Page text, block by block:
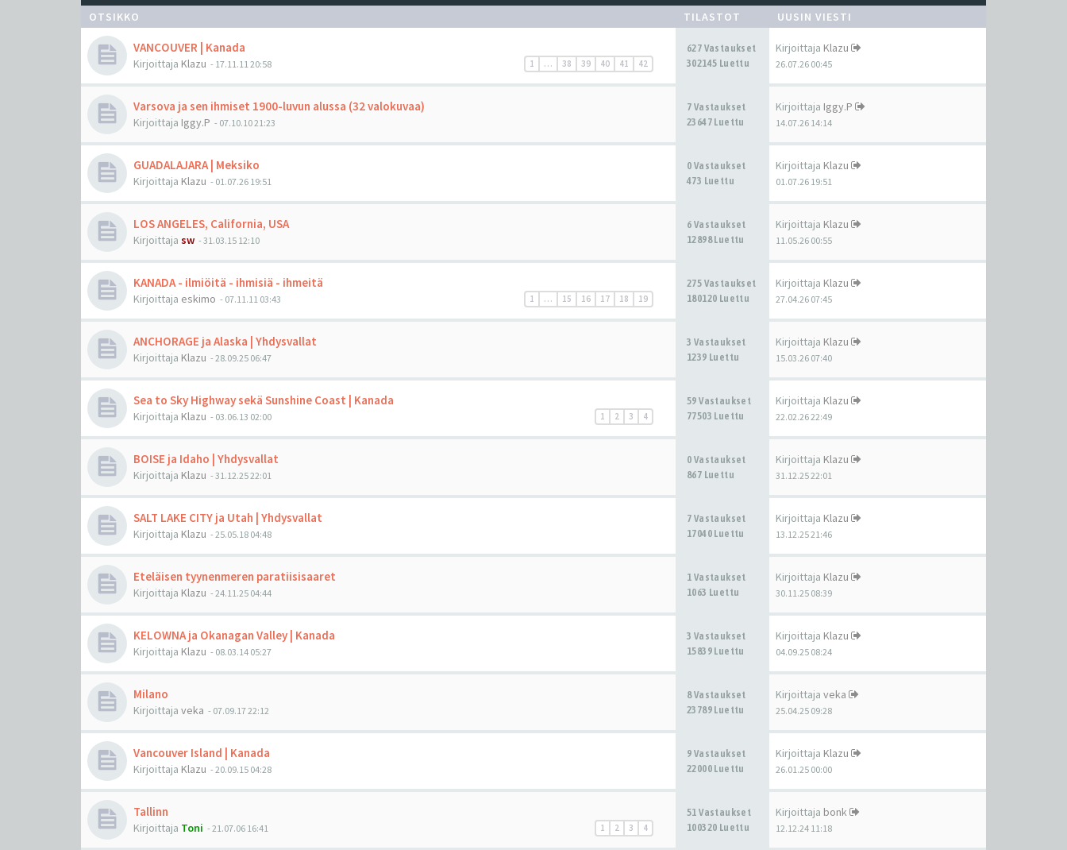
OTSIKKO
TILASTOT UUSIN VIESTI
VANCOUVER | Kanada
1 … 38 39 40 41 42
Kirjoittaja Klazu - 17.11.11 20:58
627 Vastaukset
302145 Luettu
Kirjoittaja Klazu
26.07.26 00:45
Varsova ja sen ihmiset 1900-luvun alussa (32 valokuvaa)
Kirjoittaja Iggy.P - 07.10.10 21:23
7 Vastaukset
23647 Luettu
Kirjoittaja Iggy.P
14.07.26 14:14
GUADALAJARA | Meksiko
Kirjoittaja Klazu - 01.07.26 19:51
0 Vastaukset
473 Luettu
Kirjoittaja Klazu
01.07.26 19:51
LOS ANGELES, California, USA
Kirjoittaja sw - 31.03.15 12:10
6 Vastaukset
12898 Luettu
Kirjoittaja Klazu
11.05.26 00:55
KANADA - ilmiöitä - ihmisiä - ihmeitä
1 … 15 16 17 18 19
Kirjoittaja eskimo - 07.11.11 03:43
275 Vastaukset
180120 Luettu
Kirjoittaja Klazu
27.04.26 07:45
ANCHORAGE ja Alaska | Yhdysvallat
Kirjoittaja Klazu - 28.09.25 06:47
3 Vastaukset
1239 Luettu
Kirjoittaja Klazu
15.03.26 07:40
Sea to Sky Highway sekä Sunshine Coast | Kanada
1 2 3 4
Kirjoittaja Klazu - 03.06.13 02:00
59 Vastaukset
77503 Luettu
Kirjoittaja Klazu
22.02.26 22:49
BOISE ja Idaho | Yhdysvallat
Kirjoittaja Klazu - 31.12.25 22:01
0 Vastaukset
867 Luettu
Kirjoittaja Klazu
31.12.25 22:01
SALT LAKE CITY ja Utah | Yhdysvallat
Kirjoittaja Klazu - 25.05.18 04:48
7 Vastaukset
17040 Luettu
Kirjoittaja Klazu
13.12.25 21:46
Eteläisen tyynenmeren paratiisisaaret
Kirjoittaja Klazu - 24.11.25 04:44
1 Vastaukset
1063 Luettu
Kirjoittaja Klazu
30.11.25 08:39
KELOWNA ja Okanagan Valley | Kanada
Kirjoittaja Klazu - 08.03.14 05:27
3 Vastaukset
15839 Luettu
Kirjoittaja Klazu
04.09.25 08:24
Milano
Kirjoittaja veka - 07.09.17 22:12
8 Vastaukset
23789 Luettu
Kirjoittaja veka
25.04.25 09:28
Vancouver Island | Kanada
Kirjoittaja Klazu - 20.09.15 04:28
9 Vastaukset
22000 Luettu
Kirjoittaja Klazu
26.01.25 00:00
Tallinn
1 2 3 4
Kirjoittaja Toni - 21.07.06 16:41
51 Vastaukset
100320 Luettu
Kirjoittaja bonk
12.12.24 11:18